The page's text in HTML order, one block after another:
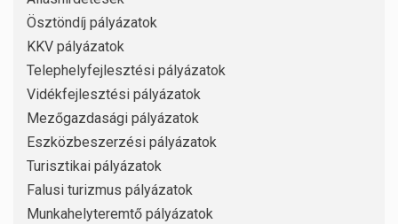
Ösztöndíj pályázatok
KKV pályázatok
Telephelyfejlesztési pályázatok
Vidékfejlesztési pályázatok
Mezőgazdasági pályázatok
Eszközbeszerzési pályázatok
Turisztikai pályázatok
Falusi turizmus pályázatok
Munkahelyteremtő pályázatok